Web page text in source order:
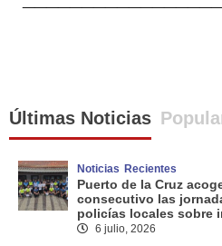
Últimas Noticias
Noticias Recientes
Puerto de la Cruz
consecutivo las
policías locales sobre
6 julio, 2026